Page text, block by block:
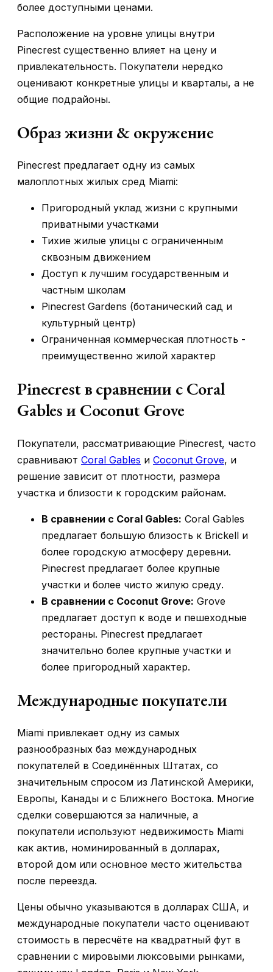
более доступными ценами.
Расположение на уровне улицы внутри
Pinecrest существенно влияет на цену и
привлекательность. Покупатели нередко
оценивают конкретные улицы и кварталы, а не
общие подрайоны.
Образ жизни & окружение
Pinecrest предлагает одну из самых
малоплотных жилых сред Miami:
Пригородный уклад жизни с крупными
приватными участками
Тихие жилые улицы с ограниченным
сквозным движением
Доступ к лучшим государственным и
частным школам
Pinecrest Gardens (ботанический сад и
культурный центр)
Ограниченная коммерческая плотность -
преимущественно жилой характер
Pinecrest в сравнении с Coral
Gables и Coconut Grove
Покупатели, рассматривающие Pinecrest, часто
сравнивают Coral Gables и Coconut Grove, и
решение зависит от плотности, размера
участка и близости к городским районам.
В сравнении с Coral Gables: Coral Gables
предлагает большую близость к Brickell и
более городскую атмосферу деревни.
Pinecrest предлагает более крупные
участки и более чисто жилую среду.
В сравнении с Coconut Grove: Grove
предлагает доступ к воде и пешеходные
рестораны. Pinecrest предлагает
значительно более крупные участки и
более пригородный характер.
Международные покупатели
Miami привлекает одну из самых
разнообразных баз международных
покупателей в Соединённых Штатах, со
значительным спросом из Латинской Америки,
Европы, Канады и с Ближнего Востока. Многие
сделки совершаются за наличные, а
покупатели используют недвижимость Miami
как актив, номинированный в долларах,
второй дом или основное место жительства
после переезда.
Цены обычно указываются в долларах США, и
международные покупатели часто оценивают
стоимость в пересчёте на квадратный фут в
сравнении с мировыми люксовыми рынками,